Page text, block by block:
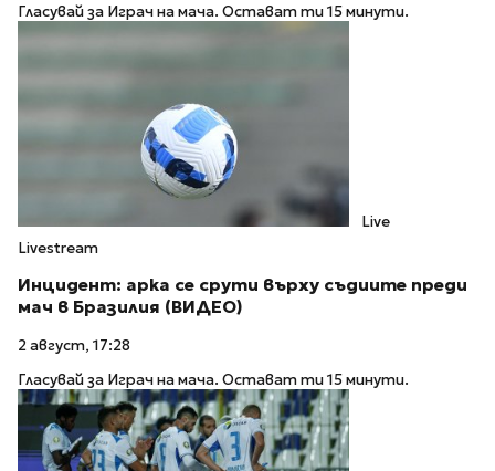
Гласувай за Играч на мача. Остават ти 15 минути.
Live
Livestream
Инцидент: арка се срути върху съдиите преди
мач в Бразилия (ВИДЕО)
2 август, 17:28
Гласувай за Играч на мача. Остават ти 15 минути.